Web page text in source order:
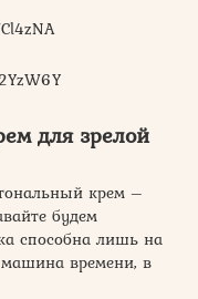
для зрелой
крем –
будем
способна лишь на
времени, в